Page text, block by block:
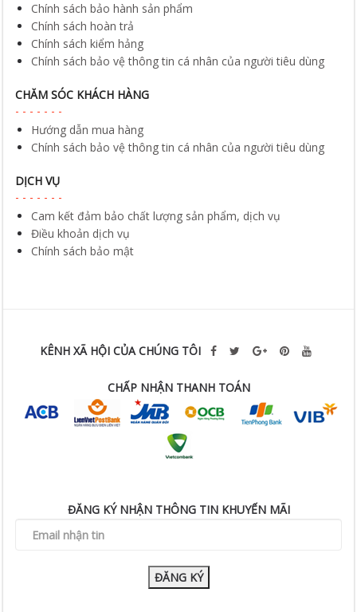
Chính sách bảo hành sản phẩm
Chính sách hoàn trả
Chính sách kiểm hảng
Chính sách bảo vệ thông tin cá nhân của người tiêu dùng
CHĂM SÓC KHÁCH HÀNG
Hướng dẫn mua hàng
Chính sách bảo vệ thông tin cá nhân của người tiêu dùng
DỊCH VỤ
Cam kết đảm bảo chất lượng sản phẩm, dịch vụ
Điều khoản dịch vụ
Chính sách bảo mật
KÊNH XÃ HỘI CỦA CHÚNG TÔI
CHẤP NHẬN THANH TOÁN
ĐĂNG KÝ NHẬN THÔNG TIN KHUYẾN MÃI
ĐĂNG KÝ